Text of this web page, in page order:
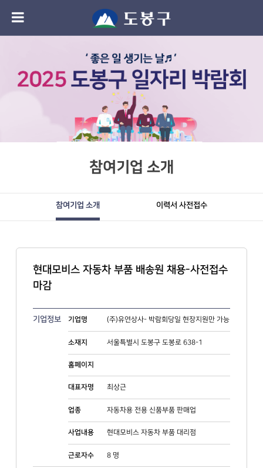
참여기업 소개
참여기업 소개 이력서 사전접수
현대모비스 자동차 부품 배송원 채용-사전접수
마감
기업정보 기업명 (주)유연상사- 박람회당일 현장지원만 가능
소재지 서울특별시 도봉구 도봉로 638-1
홈페이지
대표자명 최상근
업종 자동차용 전용 신품부품 판매업
사업내용 현대모비스 자동차 부품 대리점
근로자수 8 명